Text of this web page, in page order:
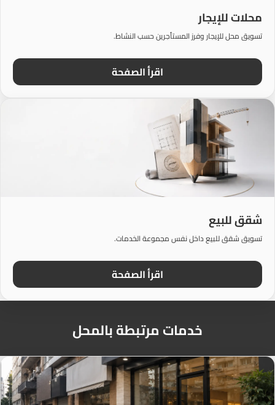
محلات للإيجار
تسويق محل للإيجار وفرز المستأجرين حسب النشاط.
اقرأ الصفحة
شقق للبيع
تسويق شقق للبيع داخل نفس مجموعة الخدمات.
اقرأ الصفحة
خدمات مرتبطة بالمحل